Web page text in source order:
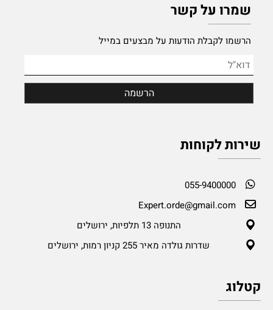
שמרו על קשר
הרשמו לקבלת הודעות על מבצעים במייל
שירות לקוחות
055-9400000
Expert.orde@gmail.com
התנופה 13 תלפיות, ירושלים
שדרות גולדה מאיר 255 קניון רמות, ירושלים
קטלוג